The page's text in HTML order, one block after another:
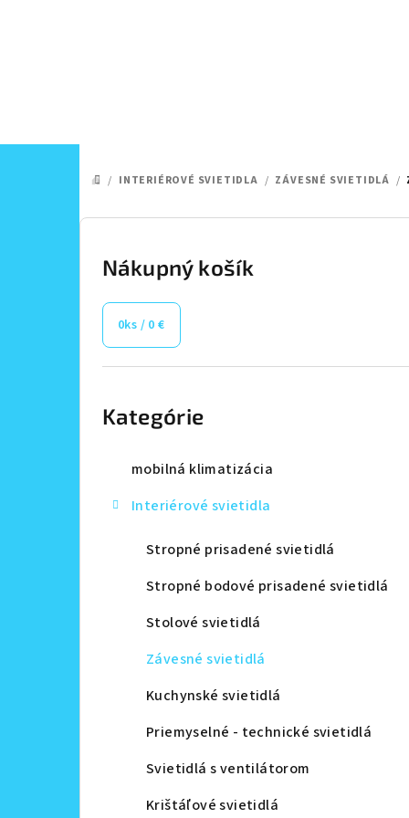
DOMOV
/ INTERIÉROVÉ SVIETIDLA / ZÁVESNÉ SVIETIDLÁ /
B
Nákupný košík
0ks / 0 €
Kategórie
mobilná klimatizácia
Interiérové svietidla
Stropné prisadené svietidlá
Stropné bodové prisadené svietidlá
Stolové svietidlá
Závesné svietidlá
Kuchynské svietidlá
Priemyselné - technické svietidlá
Svietidlá s ventilátorom
Krištáľové svietidlá